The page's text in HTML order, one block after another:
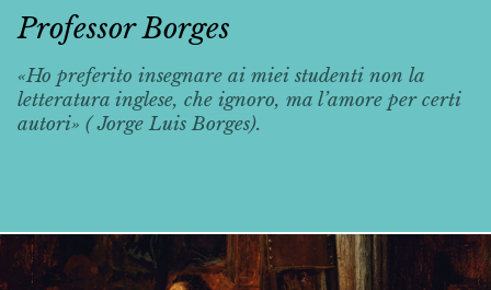
Professor Borges
«Ho preferito insegnare ai miei studenti non la
letteratura inglese, che ignoro, ma l’amore per certi
autori» ( Jorge Luis Borges).